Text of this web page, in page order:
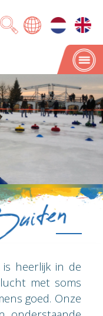
heerlijk in de
met soms
goed. Onze
onderstaande